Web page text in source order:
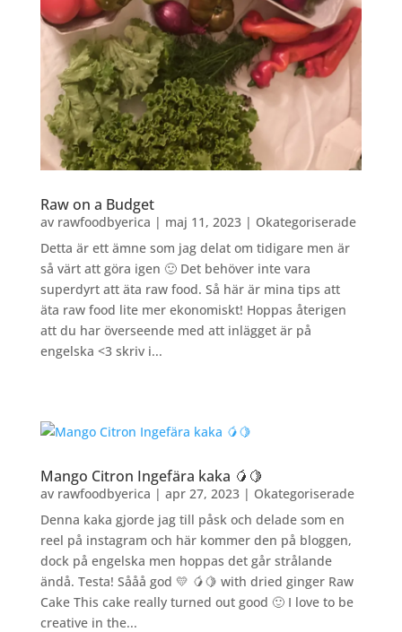
Raw on a Budget
av rawfoodbyerica | maj 11, 2023| Okategoriserade
Detta är ett ämne som jag delat om tidigare men är
så värt att göra igen 🙂 Det behöver inte vara
superdyrt att äta raw food. Så här är mina tips att
äta raw food lite mer ekonomiskt! Hoppas återigen
att du har överseende med att inlägget är på
engelska <3 skriv i...
Mango Citron Ingefära kaka 🥭🍋
av rawfoodbyerica | apr 27, 2023| Okategoriserade
Denna kaka gjorde jag till påsk och delade som en
reel på instagram och här kommer den på bloggen,
dock på engelska men hoppas det går strålande
ändå. Testa! Sååå god 💛 🥭🍋 with dried ginger Raw
Cake This cake really turned out good 🙂 I love to be
creative in the...